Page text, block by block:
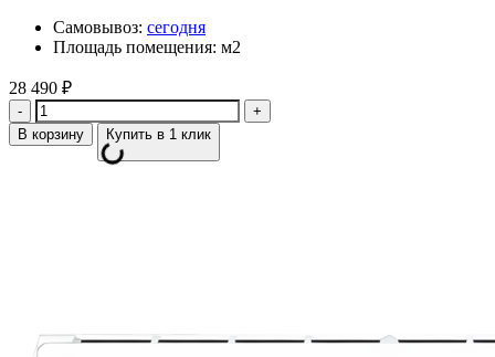
Самовывоз: сегодня
Площадь помещения: м2
28 490 ₽
Количество
В корзину Купить в 1 клик